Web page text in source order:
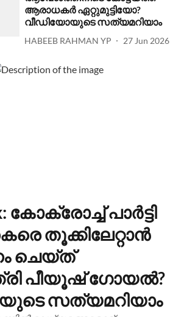
ആരാധകര്‍ ഏറ്റുമുട്ടിയോ?
വീഡിയോയുടെ സത്യമറിയാം
HABEEB RAHMAN YP 27 Jun 2026
കോക്രോച്ച് പാര്‍ട്ടി
തൂക്കിലേറ്റാന്‍
ചെയ്ത്
പീയൂഷ് ഗോയല്‍?
സത്യമറിയാം